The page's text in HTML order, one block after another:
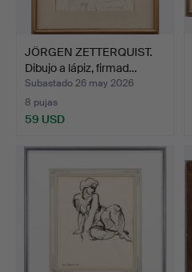
JÖRGEN ZETTERQUIST.
Dibujo a lápiz, firmad…
Subastado 26 may 2026
8 pujas
59 USD